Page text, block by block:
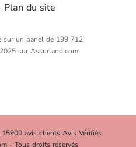
Plan du site
sur un panel de 199 712
sur Assurland.com
avis clients Avis Vérifiés
- Tous droits réservés